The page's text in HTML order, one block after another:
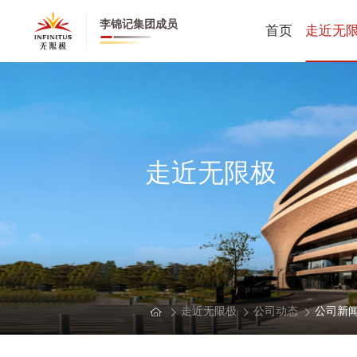
李锦记集团成员 首页 走近无
公司动态
创业历程
健康养生
董事长寄
CEO寄语
走近无限极
走近无限极 公司动态 公司新